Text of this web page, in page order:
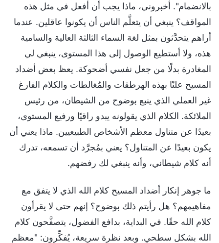
بالانضمام". أخبروني، ماذا يجب أن أفعل في مثل هذه
المواقف؟ ينبغي أن يتعلَّم الناس أن يكونوا عاقلين. عندما
أراهم يتحدَّثون بمثل لغة السماء الثالثة العالية والسامية
هذه، ولا أستطيع الوصول إلى هذا المستوى، ينبغي لي
المغادرة بدلًا من جعل نفسي أضحوكة. يعظ بعض أضداد
المسيح علنًا بهذه الهرطقات والمُغالطات والكلام الفارغ
غير العملي الذي ينبع بوضوح من الشيطان، من رئيس
الملائكة. الكلام الذي يقولونه يبدو راقيًا ورفيع المستوى،
بعيدًا عن متناول معظم الأشخاص الطبيعيين. ماذا يعني أن
يكون بعيدًا عن المتناول؟ يعني بمُجرَّد أن تسمعه، تدرك
أنه كلام شيطاني، وأنه ينبغي لك رفضهم.
ما جوهر إنكار أضداد المسيح كلام الله الذي لا يتفق مع
مفاهيمهم؟ هل رأيتم ذلك بوضوح؟ إنهم حتى لا يقرأون
كلام الله حقًا. في البداية، بدافع الفضول، يتصفَّحون كلام
الله بشكل سطحي. وبعد نظرة سريعة، يُفكِّرون: "معظم